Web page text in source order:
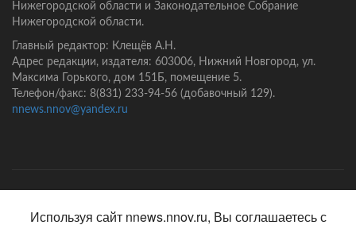
Нижегородской области и Законодательное Собрание
Нижегородской области.
Главный редактор: Клещёв А.Н.
Адрес редакции, издателя: 603006, Нижний Новгород, ул.
Максима Горького, дом 151Б, помещение 5.
Телефон/факс: 8(831) 233-94-56 (добавочный 129).
nnews.nnov@yandex.ru
Используя сайт nnews.nnov.ru, Вы соглашаетесь с